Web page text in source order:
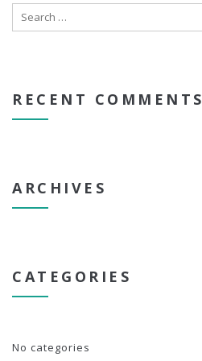
RECENT COMMENTS
ARCHIVES
CATEGORIES
No categories